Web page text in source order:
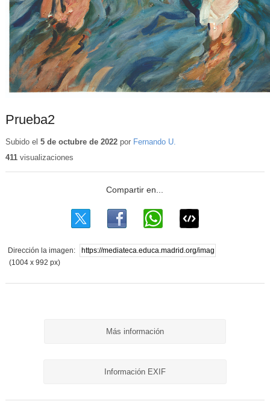
Prueba2
Subido el 5 de octubre de 2022por Fernando U.
411visualizaciones
Dirección la imagen:
(1004 x 992 px)
Más información
Información EXIF